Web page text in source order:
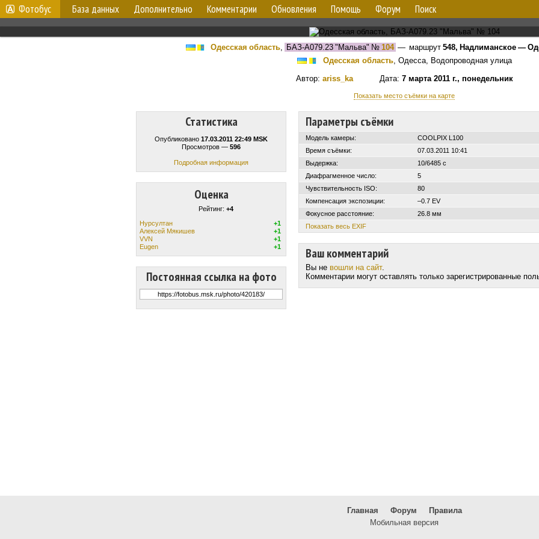
Фотобус База данных Дополнительно Комментарии Обновления Помощь Форум Поиск
Одесская область, БАЗ-А079.23 "Мальва" № 104 — маршрут 548, Надлиманское —
Одесская область, Одесса, Водопроводная улица
Автор: ariss_kaДата: 7 марта 2011 г., понедельник
Показать место съёмки на карте
Статистика
Опубликовано 17.03.2011 22:49 MSK
Просмотров — 596
Подробная информация
Оценка
Рейтинг: +4
Нурсултан
+1
Алексей Мякишев
+1
VVN
+1
Eugen
+1
Постоянная ссылка на фото
Параметры съёмки
Модель камеры:
COOLPIX L100
Время съёмки:
07.03.2011 10:41
Выдержка:
10/6485 с
Диафрагменное число:
5
Чувствительность ISO:
80
Компенсация экспозиции:
–0.7 EV
Фокусное расстояние:
26.8 мм
Показать весь EXIF
Ваш комментарий
Вы не вошли на сайт.
Комментарии могут оставлять только зарегистрированные
Главная Форум
Правила
Мобильная версия